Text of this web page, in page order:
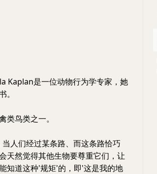
Kaplan是一位动物行为学专家，她
类鸟类之一。
人们经过某条路、而这条路恰巧
天然觉得其他生物要尊重它们，让
知道这种'规矩'的，即'这是我的地